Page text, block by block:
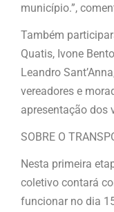
município.”,
Também
Quatis, Ivone
Leandro
vereadores e
apresentação dos
SOBRE O
Nesta primeira
coletivo contará
funcionar no dia